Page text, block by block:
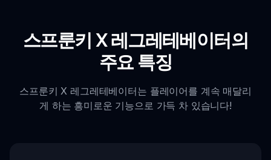
스프룬키 X 레그레테베이터의
주요 특징
스프룬키 X 레그레테베이터는 플레이어를 계속 매달리
게 하는 흥미로운 기능으로 가득 차 있습니다!